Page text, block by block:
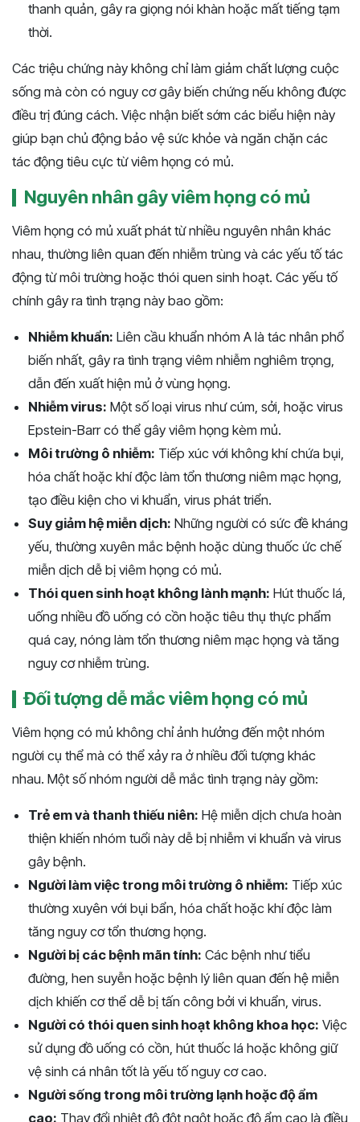
thanh quản, gây ra giọng nói khàn hoặc mất tiếng tạm
thời.
Các triệu chứng này không chỉ làm giảm chất lượng cuộc
sống mà còn có nguy cơ gây biến chứng nếu không được
điều trị đúng cách. Việc nhận biết sớm các biểu hiện này
giúp bạn chủ động bảo vệ sức khỏe và ngăn chặn các
tác động tiêu cực từ viêm họng có mủ.
Nguyên nhân gây viêm họng có mủ
Viêm họng có mủ xuất phát từ nhiều nguyên nhân khác
nhau, thường liên quan đến nhiễm trùng và các yếu tố tác
động từ môi trường hoặc thói quen sinh hoạt. Các yếu tố
chính gây ra tình trạng này bao gồm:
Nhiễm khuẩn: Liên cầu khuẩn nhóm A là tác nhân phổ
biến nhất, gây ra tình trạng viêm nhiễm nghiêm trọng,
dẫn đến xuất hiện mủ ở vùng họng.
Nhiễm virus: Một số loại virus như cúm, sởi, hoặc virus
Epstein-Barr có thể gây viêm họng kèm mủ.
Môi trường ô nhiễm: Tiếp xúc với không khí chứa bụi,
hóa chất hoặc khí độc làm tổn thương niêm mạc họng,
tạo điều kiện cho vi khuẩn, virus phát triển.
Suy giảm hệ miễn dịch: Những người có sức đề kháng
yếu, thường xuyên mắc bệnh hoặc dùng thuốc ức chế
miễn dịch dễ bị viêm họng có mủ.
Thói quen sinh hoạt không lành mạnh: Hút thuốc lá,
uống nhiều đồ uống có cồn hoặc tiêu thụ thực phẩm
quá cay, nóng làm tổn thương niêm mạc họng và tăng
nguy cơ nhiễm trùng.
Đối tượng dễ mắc viêm họng có mủ
Viêm họng có mủ không chỉ ảnh hưởng đến một nhóm
người cụ thể mà có thể xảy ra ở nhiều đối tượng khác
nhau. Một số nhóm người dễ mắc tình trạng này gồm:
Trẻ em và thanh thiếu niên: Hệ miễn dịch chưa hoàn
thiện khiến nhóm tuổi này dễ bị nhiễm vi khuẩn và virus
gây bệnh.
Người làm việc trong môi trường ô nhiễm: Tiếp xúc
thường xuyên với bụi bẩn, hóa chất hoặc khí độc làm
tăng nguy cơ tổn thương họng.
Người bị các bệnh mãn tính: Các bệnh như tiểu
đường, hen suyễn hoặc bệnh lý liên quan đến hệ miễn
dịch khiến cơ thể dễ bị tấn công bởi vi khuẩn, virus.
Người có thói quen sinh hoạt không khoa học: Việc
sử dụng đồ uống có cồn, hút thuốc lá hoặc không giữ
vệ sinh cá nhân tốt là yếu tố nguy cơ cao.
Người sống trong môi trường lạnh hoặc độ ẩm
cao: Thay đổi nhiệt độ đột ngột hoặc độ ẩm cao là điều